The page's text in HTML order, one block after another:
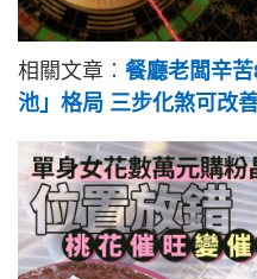
相關文章︰ 餐廳老闆辛
池」格局 三步化煞可改